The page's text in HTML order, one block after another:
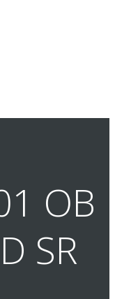
OB
SR